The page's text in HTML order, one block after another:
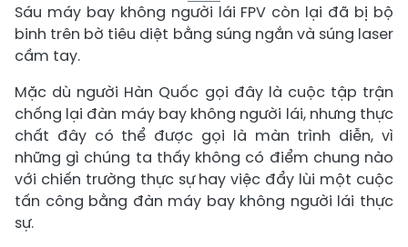
Sáu máy bay không người lái FPV còn lại đã bị bộ
binh trên bờ tiêu diệt bằng súng ngắn và súng laser
cầm tay.
Mặc dù người Hàn Quốc gọi đây là cuộc tập trận
chống lại đàn máy bay không người lái, nhưng thực
chất đây có thể được gọi là màn trình diễn, vì
những gì chúng ta thấy không có điểm chung nào
với chiến trường thực sự hay việc đẩy lùi một cuộc
tấn công bằng đàn máy bay không người lái thực
sự.